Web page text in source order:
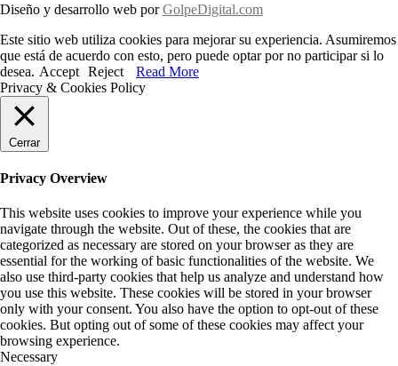
Diseño y desarrollo web porGolpeDigital.com
Este sitio web utiliza cookies para mejorar su experiencia. Asumiremos
que está de acuerdo con esto, pero puede optar por no participar si lo
desea. Accept Reject
Read More
Privacy & Cookies Policy
Cerrar
Privacy Overview
This website uses cookies to improve your experience while you
navigate through the website. Out of these, the cookies that are
categorized as necessary are stored on your browser as they are
essential for the working of basic functionalities of the website. We
also use third-party cookies that help us analyze and understand how
you use this website. These cookies will be stored in your browser
only with your consent. You also have the option to opt-out of these
cookies. But opting out of some of these cookies may affect your
browsing experience.
Necessary